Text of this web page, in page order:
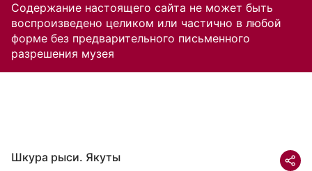
Содержание настоящего сайта не может быть
воспроизведено целиком или частично в любой
форме без предварительного письменного
разрешения музея
Шкура рыси. Якуты